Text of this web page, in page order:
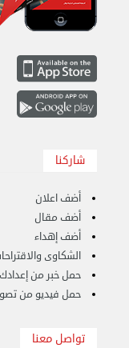
الإثنين 26 أغسطس 2024 11:31 ص
شاركنا
أضف اعلان
أضف مقال
أضف إهداء
الشكاوى
حمل خبر من إعدادك
حمل فيديو من
تواصل معنا